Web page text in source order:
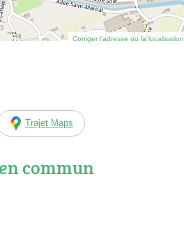
Corriger l’adresse ou la localisation
Trajet Maps
commun